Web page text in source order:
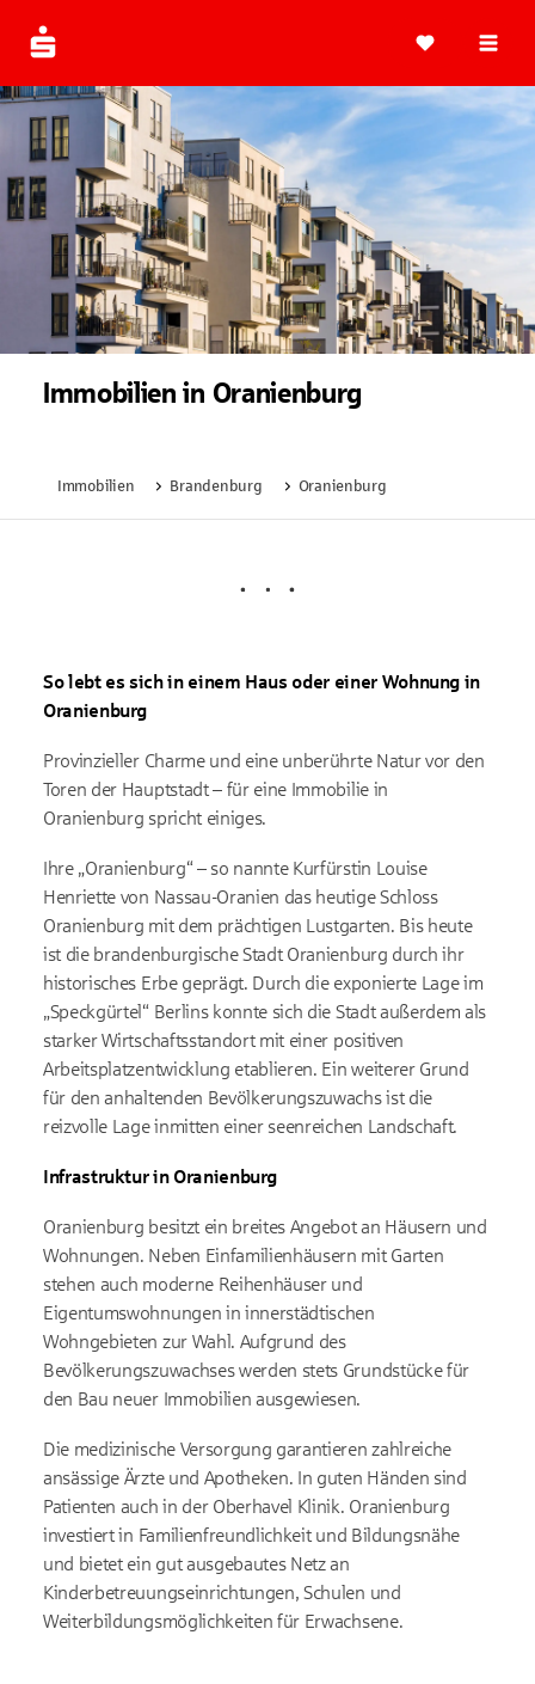
Immobilien in Oranienburg
Immobilien Brandenburg Oranienburg
So lebt es sich in einem Haus oder einer Wohnung in
Oranienburg
Provinzieller Charme und eine unberührte Natur vor den
Toren der Hauptstadt – für eine Immobilie in
Oranienburg spricht einiges.
Ihre „Oranienburg“ – so nannte Kurfürstin Louise
Henriette von Nassau-Oranien das heutige Schloss
Oranienburg mit dem prächtigen Lustgarten. Bis heute
ist die brandenburgische Stadt Oranienburg durch ihr
historisches Erbe geprägt. Durch die exponierte Lage im
„Speckgürtel“ Berlins konnte sich die Stadt außerdem als
starker Wirtschaftsstandort mit einer positiven
Arbeitsplatzentwicklung etablieren. Ein weiterer Grund
für den anhaltenden Bevölkerungszuwachs ist die
reizvolle Lage inmitten einer seenreichen Landschaft.
Infrastruktur in Oranienburg
Oranienburg besitzt ein breites Angebot an Häusern und
Wohnungen. Neben Einfamilienhäusern mit Garten
stehen auch moderne Reihenhäuser und
Eigentumswohnungen in innerstädtischen
Wohngebieten zur Wahl. Aufgrund des
Bevölkerungszuwachses werden stets Grundstücke für
den Bau neuer Immobilien ausgewiesen.
Die medizinische Versorgung garantieren zahlreiche
ansässige Ärzte und Apotheken. In guten Händen sind
Patienten auch in der Oberhavel Klinik. Oranienburg
investiert in Familienfreundlichkeit und Bildungsnähe
und bietet ein gut ausgebautes Netz an
Kinderbetreuungseinrichtungen, Schulen und
Weiterbildungsmöglichkeiten für Erwachsene.